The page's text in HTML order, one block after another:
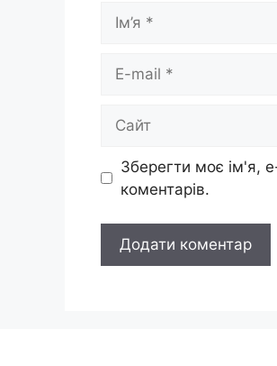
mail
Зберегти моє ім'я,
коментарів.